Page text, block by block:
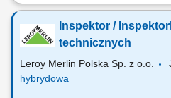
Odświeżanie i renowacja domków
listew narożnych, zestawów
osprzętu elektrycznego; Układanie
Inspektor /
technicznych
Leroy Merlin Polska Sp. z o.o.
hybrydowa